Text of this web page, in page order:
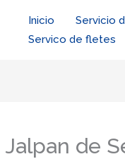
Inicio Servicio
Servico de fletes
de